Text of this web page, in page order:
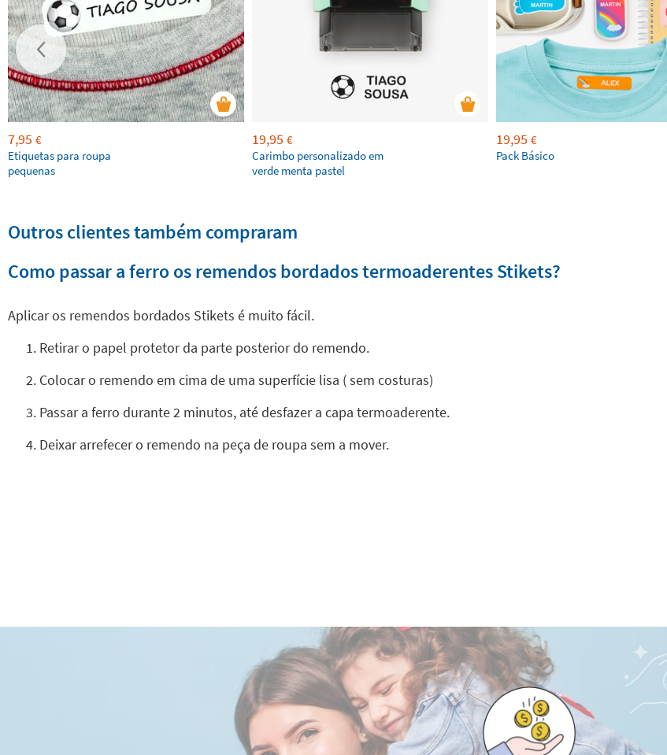
7,95 €
Etiquetas para roupa
pequenas
19,95 €
Carimbo personalizado em
verde menta pastel
19,95 €
Pack Básico
Outros clientes também compraram
Como passar a ferro os remendos bordados termoaderentes Stikets?
Aplicar os remendos bordados Stikets é muito fácil.
Retirar o papel protetor da parte posterior do remendo.
Colocar o remendo em cima de uma superfície lisa ( sem costuras)
Passar a ferro durante 2 minutos, até desfazer a capa termoaderente.
Deixar arrefecer o remendo na peça de roupa sem a mover.